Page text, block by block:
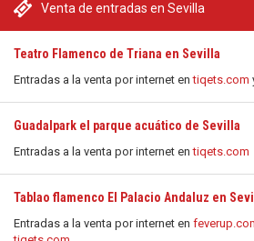
Venta de entradas en Sevilla
Teatro Flamenco de Triana en Sevilla
Entradas a la venta por internet entiqets.com
Guadalpark el parque acuático de Sevilla
Entradas a la venta por internet entiqets.com
Tablao flamenco El Palacio Andaluz en
Entradas a la venta por internet en